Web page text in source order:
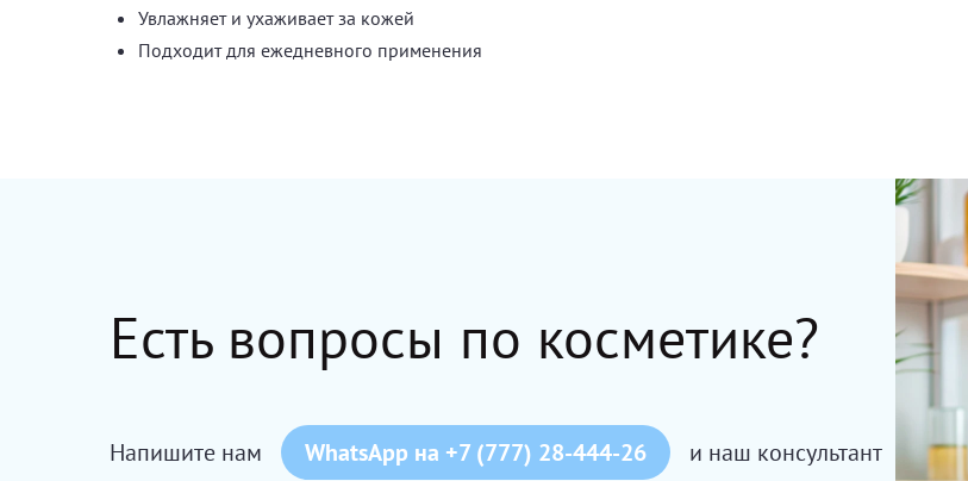
Увлажняет и ухаживает за кожей
Подходит для ежедневного применения
Есть вопросы по косметике?
Напишите нам WhatsApp на +7 (777) 28-444-26
и наш консультант